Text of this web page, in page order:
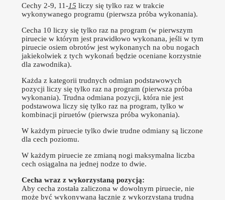
Cechy 2-9, 11-15 liczy się tylko raz w trakcie
wykonywanego programu (pierwsza próba wykonania).
Cecha 10 liczy się tylko raz na program (w pierwszym
piruecie w którym jest prawidłowo wykonana, jeśli w tym
piruecie osiem obrotów jest wykonanych na obu nogach
jakiekolwiek z tych wykonań będzie oceniane korzystnie
dla zawodnika).
Każda z kategorii trudnych odmian podstawowych
pozycji liczy się tylko raz na program (pierwsza próba
wykonania). Trudna odmiana pozycji, która nie jest
podstawowa liczy się tylko raz na program, tylko w
kombinacji piruetów (pierwsza próba wykonania).
W każdym piruecie tylko dwie trudne odmiany są liczone
dla cech poziomu.
W każdym piruecie ze zmianą nogi maksymalna liczba
cech osiągalna na jednej nodze to dwie.
Cecha wraz z wykorzystaną pozycją:
Aby cecha została zaliczona w dowolnym piruecie, nie
może być wykonywana łącznie z wykorzystaną trudną